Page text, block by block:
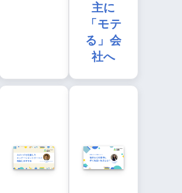
主に
「モテ
る」会
社へ